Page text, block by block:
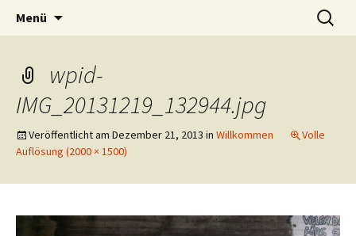
Psychotherapie/
Diplom-Psychologe Heiko
Gießen/Marburg
psychologischer psychotherapeut |
verhaltenstherapie
Menü
Suchen
nach:
wpid-
IMG_20131219_132944.jpg
Veröffentlicht am Dezember 21, 2013 in Willkommen
Volle
Auflösung (2000 × 1500)